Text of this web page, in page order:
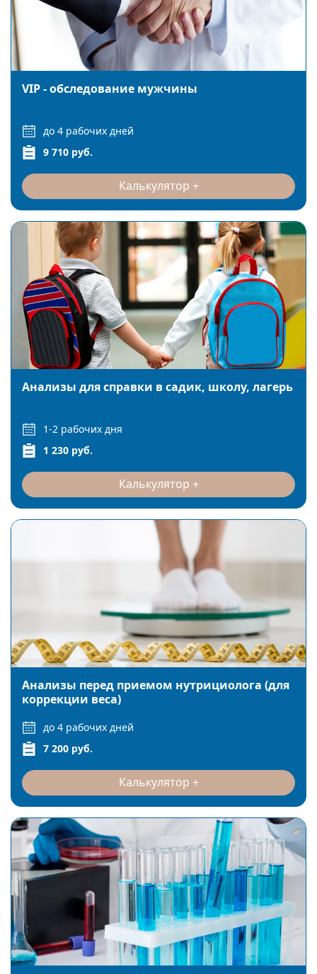
VIP - обследование мужчины
до 4 рабочих дней
9 710 руб.
Калькулятор
Анализы для справки в садик, школу, лагерь
1-2 рабочих дня
1 230 руб.
Калькулятор
Анализы перед приемом нутрициолога (для
коррекции веса)
до 4 рабочих дней
7 200 руб.
Калькулятор